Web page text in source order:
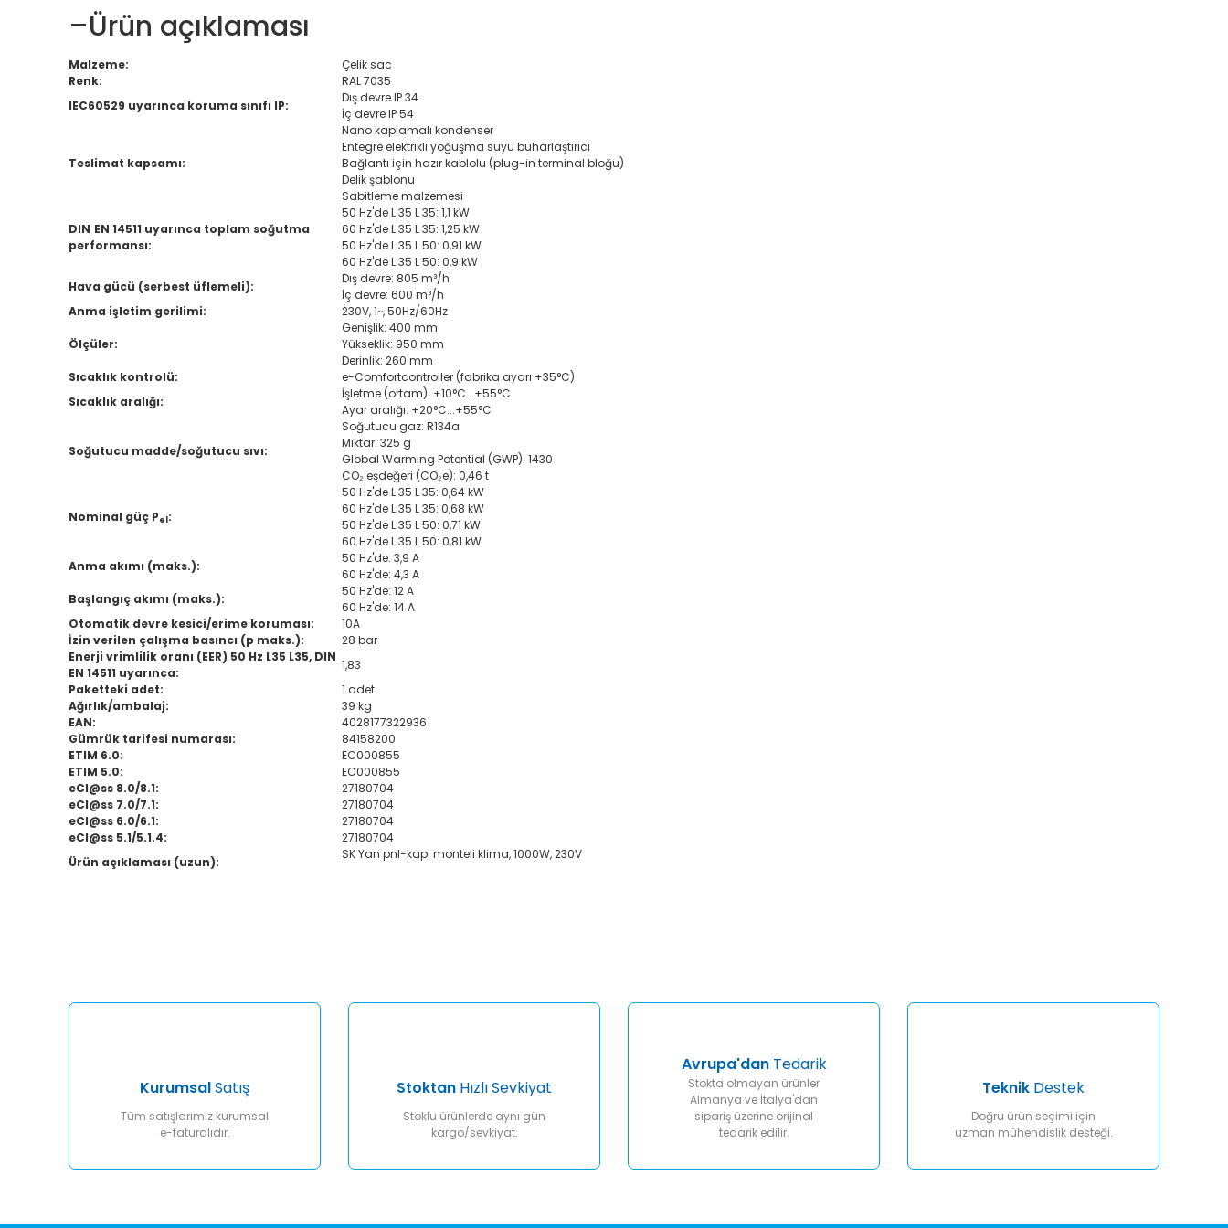
–Ürün açıklaması
Malzeme:
Çelik sac
Renk:
RAL 7035
IEC60529 uyarınca koruma sınıfı IP:
Dış devre IP 34
İç devre IP 54
Teslimat kapsamı:
Nano kaplamalı kondenser
Entegre elektrikli yoğuşma suyu buharlaştırıcı
Bağlantı için hazır kablolu (plug-in terminal bloğu)
Delik şablonu
Sabitleme malzemesi
DIN EN 14511 uyarınca toplam soğutma
performansı:
50 Hz'de L 35 L 35: 1,1 kW
60 Hz'de L 35 L 35: 1,25 kW
50 Hz'de L 35 L 50: 0,91 kW
60 Hz'de L 35 L 50: 0,9 kW
Hava gücü (serbest üflemeli):
Dış devre: 805 m³/h
İç devre: 600 m³/h
Anma işletim gerilimi:
230V, 1~, 50Hz/60Hz
Ölçüler:
Genişlik: 400 mm
Yükseklik: 950 mm
Derinlik: 260 mm
Sıcaklık kontrolü:
e-Comfortcontroller (fabrika ayarı +35°C)
Sıcaklık aralığı:
İşletme (ortam): +10°C...+55°C
Ayar aralığı: +20°C...+55°C
Soğutucu madde/soğutucu sıvı:
Soğutucu gaz: R134a
Miktar: 325 g
Global Warming Potential (GWP): 1430
CO₂ eşdeğeri (CO₂e): 0,46 t
Nominal güç Pel :
50 Hz'de L 35 L 35: 0,64 kW
60 Hz'de L 35 L 35: 0,68 kW
50 Hz'de L 35 L 50: 0,71 kW
60 Hz'de L 35 L 50: 0,81 kW
Anma akımı (maks.):
50 Hz'de: 3,9 A
60 Hz'de: 4,3 A
Başlangıç akımı (maks.):
50 Hz'de: 12 A
60 Hz'de: 14 A
Otomatik devre kesici/erime koruması:
10A
İzin verilen çalışma basıncı (p maks.):
28 bar
Enerji vrimlilik oranı (EER) 50 Hz L35 L35, DIN
EN 14511 uyarınca:
1,83
Paketteki adet:
1 adet
Ağırlık/ambalaj:
39 kg
EAN:
4028177322936
Gümrük tarifesi numarası:
84158200
ETIM 6.0:
EC000855
ETIM 5.0:
EC000855
eCl@ss 8.0/8.1:
27180704
eCl@ss 7.0/7.1:
27180704
eCl@ss 6.0/6.1:
27180704
eCl@ss 5.1/5.1.4:
27180704
Ürün açıklaması (uzun):
SK Yan pnl-kapı monteli klima, 1000W, 230V
Ürün bilgilerinde hatalar bulunuyor.
Gönder
KurumsalSatış
Tüm satışlarımız kurumsal
e-faturalıdır.
Stoktan Hızlı Sevkiyat
Stoklu ürünlerde aynı gün
kargo/sevkiyat.
Avrupa'danTedarik
Stokta olmayan ürünler
Almanya ve İtalya'dan
sipariş üzerine orijinal
tedarik edilir.
Teknik Destek
Doğru ürün seçimi için
uzman mühendislik desteği.